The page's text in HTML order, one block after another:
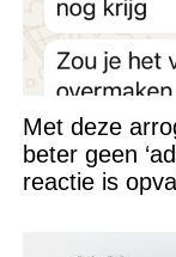
Met deze
beter geen
reactie is